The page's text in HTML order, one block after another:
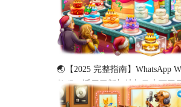
🌏【2025 完整指南】WhatsApp
教程（适用于新加坡与马来西亚